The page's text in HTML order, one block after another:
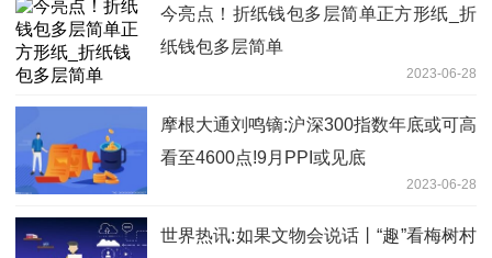
今亮点！折纸钱包多层简单正方形纸_折
纸钱包多层简单
2023-06-28
摩根大通刘鸣镝:沪深300指数年底或可高
看至4600点!9月PPI或见底
2023-06-28
世界热讯:如果文物会说话丨“趣”看梅树村